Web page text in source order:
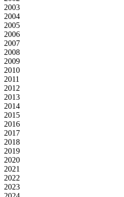
2003
2004
2005
2006
2007
2008
2009
2010
2011
2012
2013
2014
2015
2016
2017
2018
2019
2020
2021
2022
2023